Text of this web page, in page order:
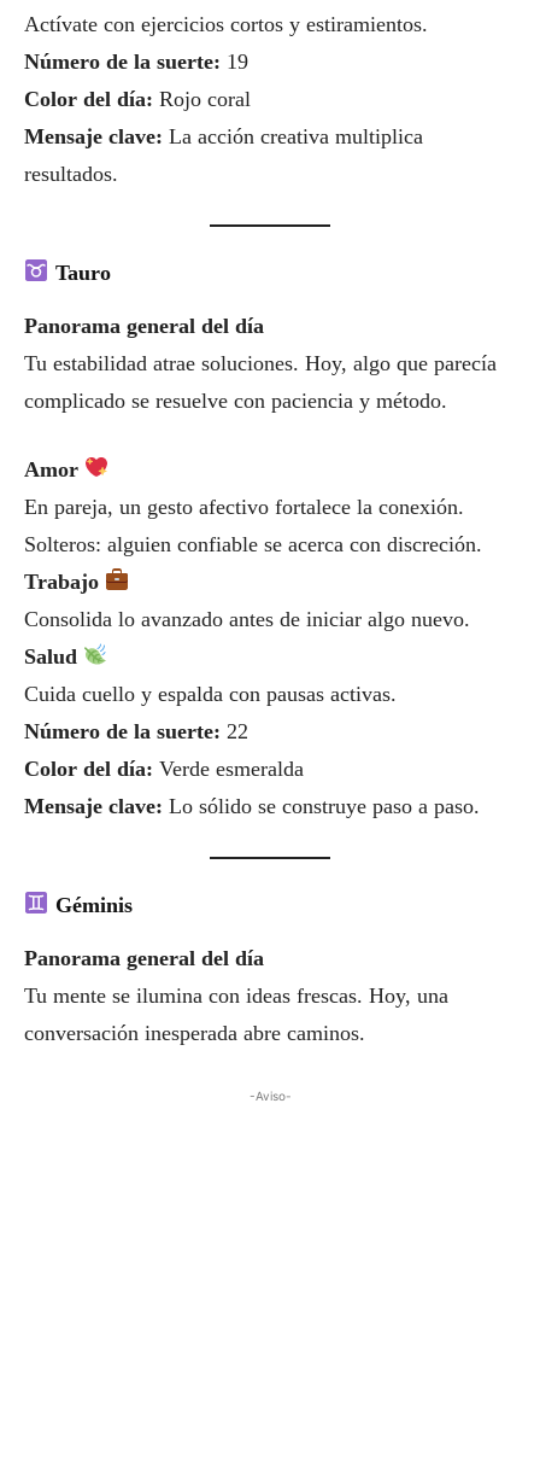
Actívate con ejercicios cortos y estiramientos.
Número de la suerte: 19
Color del día: Rojo coral
Mensaje clave: La acción creativa multiplica
resultados.
Tauro
Panorama general del día
Tu estabilidad atrae soluciones. Hoy, algo que parecía
complicado se resuelve con paciencia y método.
Amor
En pareja, un gesto afectivo fortalece la conexión.
Solteros: alguien confiable se acerca con discreción.
Trabajo
Consolida lo avanzado antes de iniciar algo nuevo.
Salud
Cuida cuello y espalda con pausas activas.
Número de la suerte: 22
Color del día: Verde esmeralda
Mensaje clave: Lo sólido se construye paso a paso.
Géminis
Panorama general del día
Tu mente se ilumina con ideas frescas. Hoy, una
conversación inesperada abre caminos.
-Aviso-